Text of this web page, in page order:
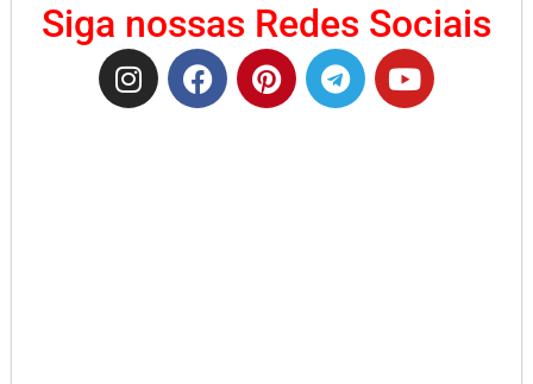
Siga nossas Redes Sociais